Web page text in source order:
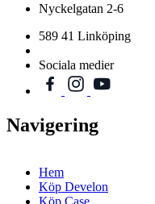
Nyckelgatan 2-6
589 41 Linköping
Sociala medier
Navigering
Hem
Köp Develon
Köp Case